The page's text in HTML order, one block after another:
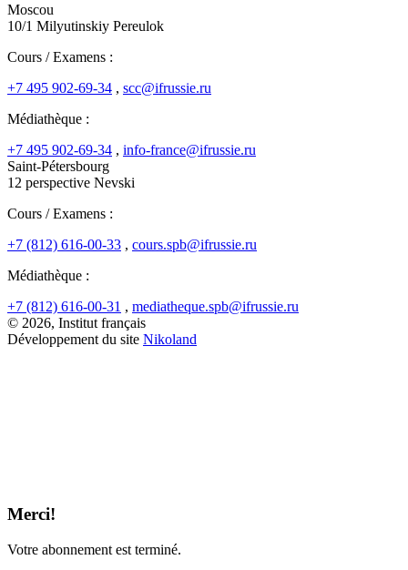
Moscou
10/1 Milyutinskiy Pereulok
Cours / Examens :
+7 495 902-69-34 , scc@ifrussie.ru
Médiathèque :
+7 495 902-69-34 , info-france@ifrussie.ru
Saint-Pétersbourg
12 perspective Nevski
Cours / Examens :
+7 (812) 616-00-33 , cours.spb@ifrussie.ru
Médiathèque :
+7 (812) 616-00-31 , mediatheque.spb@ifrussie.ru
© 2026, Institut français
Développement du site Nikoland
Merci!
Votre abonnement est terminé.